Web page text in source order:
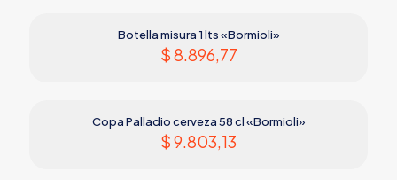
Botella misura 1 lts «Bormioli»
$8.896,77
Copa Palladio cerveza 58 cl «Bormioli»
$9.803,13